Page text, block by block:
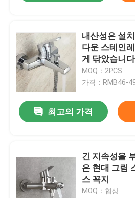
내산성은 설
다운 스테인
게 닦았습니다
MOQ：2PCS
가격：RMB46-
최고의 가격
긴 지속성을
은 현대 그림
스 꼭지
MOQ：협상